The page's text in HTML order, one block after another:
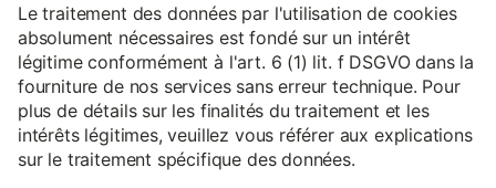
Le traitement des données par l'utilisation de cookies
absolument nécessaires est fondé sur un intérêt
légitime conformément à l'art. 6 (1) lit. f DSGVO dans la
fourniture de nos services sans erreur technique. Pour
plus de détails sur les finalités du traitement et les
intérêts légitimes, veuillez vous référer aux explications
sur le traitement spécifique des données.